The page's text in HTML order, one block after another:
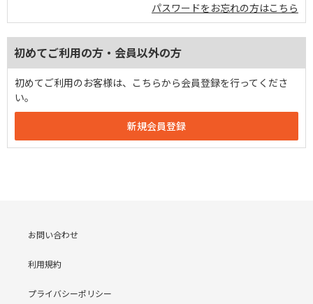
パスワードをお忘れの方はこちら
初めてご利用の方・会員以外の方
初めてご利用のお客様は、こちらから会員登録を行ってくださ
い。
お問い合わせ
利用規約
プライバシーポリシー